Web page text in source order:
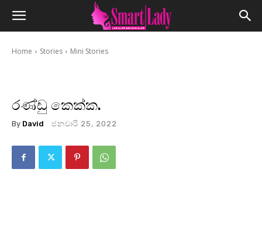
Home Stories Mini Stories
රණ්ඩු කෙක්ක.
By David ජනවාරි 25, 2022